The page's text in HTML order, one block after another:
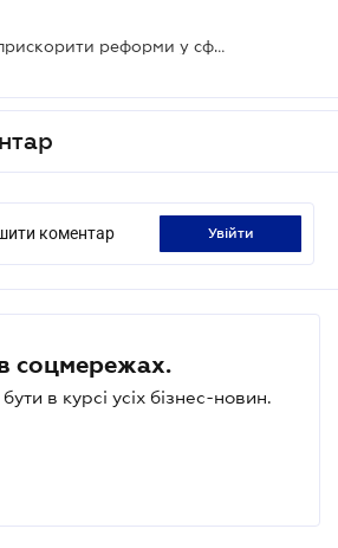
Президент доручив прискорити реформи у сфері земельних відносин
коментар увійти
соцмережах.
в курсі усіх бізнес-новин.